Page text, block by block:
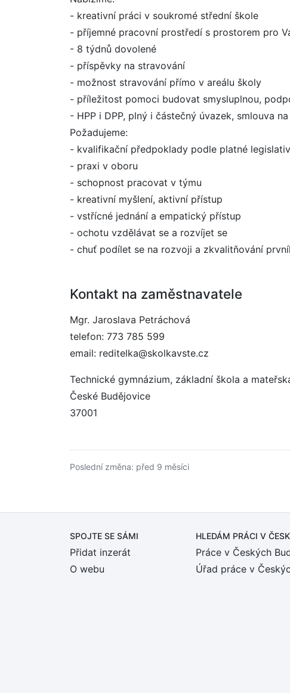
- kreativní práci v soukromé střední škole
- příjemné pracovní prostředí s prostorem pro
- 8 týdnů dovolené
- příspěvky na stravování
- možnost stravování přímo v areálu školy
- příležitost pomoci budovat smysluplnou,
- HPP i DPP, plný i částečný úvazek, smlouva
Požadujeme:
- kvalifikační předpoklady podle platné
- praxi v oboru
- schopnost pracovat v týmu
- kreativní myšlení, aktivní přístup
- vstřícné jednání a empatický přístup
- ochotu vzdělávat se a rozvíjet se
- chuť podílet se na rozvoji a zkvalitňování
Kontakt na zaměstnavatele
Mgr. Jaroslava Petráchová
telefon: 773 785 599
email: reditelka@skolkavste.cz
Technické gymnázium, základní škola a
České Budějovice
37001
Poslední změna: před 9 měsíci
SPOJTE SE SÁMI
Přidat inzerát
O webu
HLEDÁM PRÁCI V
Práce v Českých
Úřad práce v